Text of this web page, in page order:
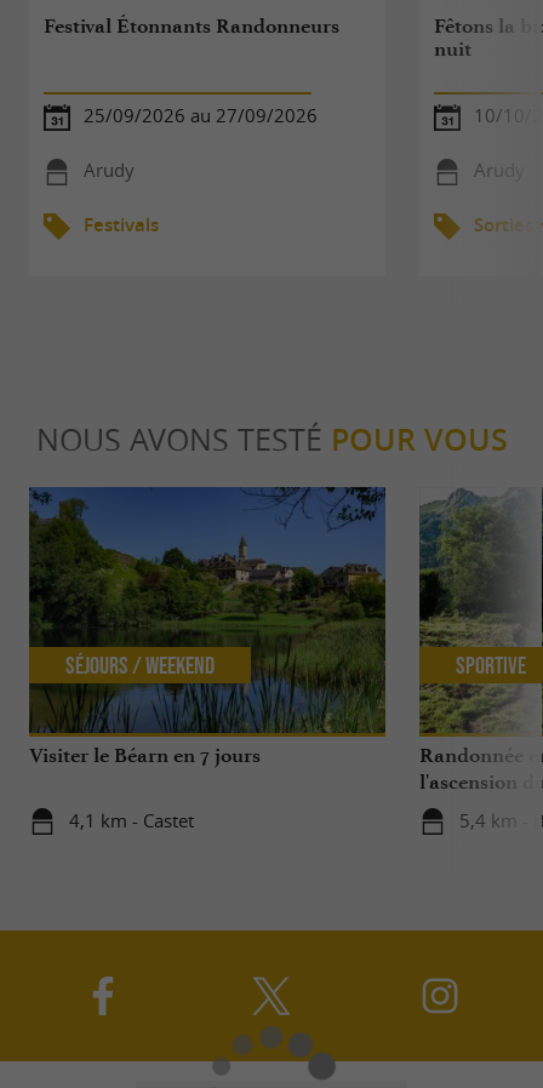
Festival Étonnants Randonneurs
25/09/2026 au 27/09/2026
Arudy
Festivals
Fêtons la
nuit
10/10/
Arudy
Sorties
NOUS AVONS TESTÉ POUR VOUS
Visiter le Béarn en 7 jours
4,1 km - Castet
Séjours / Weekend
Randonnée
l'ascension
5,4 km -
Sportive